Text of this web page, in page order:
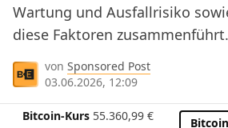
Wartung und Ausfallrisiko
diese Faktoren zusammenführt.
von Sponsored Post
03.06.2026, 12:09
Bitcoin-Kurs 55.360,99 €